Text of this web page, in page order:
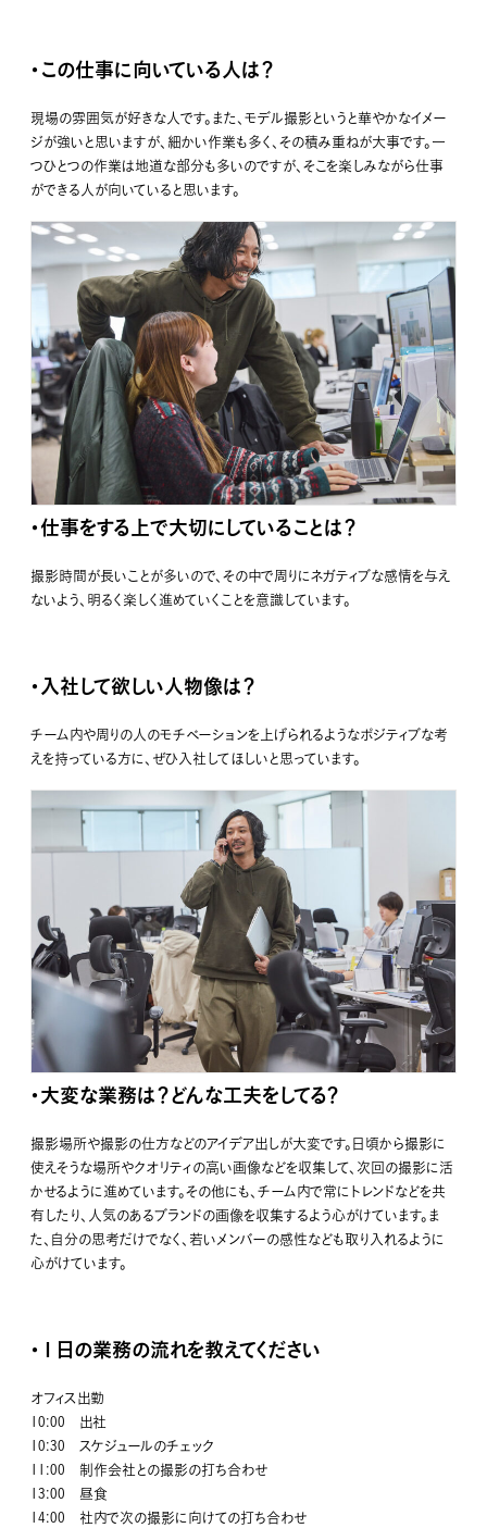
・この仕事に向いている人は？
現場の雰囲気が好きな人です。また、モデル撮影というと華やかなイメー
ジが強いと思いますが、細かい作業も多く、その積み重ねが大事です。一
つひとつの作業は地道な部分も多いのですが、そこを楽しみながら仕事
ができる人が向いていると思います。
・仕事をする上で大切にしていることは？
撮影時間が長いことが多いので、その中で周りにネガティブな感情を与え
ないよう、明るく楽しく進めていくことを意識しています。
・入社して欲しい人物像は？
チーム内や周りの人のモチベーションを上げられるようなポジティブな考
えを持っている方に、ぜひ入社してほしいと思っています。
・大変な業務は？どんな工夫をしてる？
撮影場所や撮影の仕方などのアイデア出しが大変です。日頃から撮影に
使えそうな場所やクオリティの高い画像などを収集して、次回の撮影に活
かせるように進めています。その他にも、チーム内で常にトレンドなどを共
有したり、人気のあるブランドの画像を収集するよう心がけています。ま
た、自分の思考だけでなく、若いメンバーの感性なども取り入れるように
心がけています。
・１日の業務の流れを教えてください
オフィス出勤
10:00 出社
10:30 スケジュールのチェック
11:00 制作会社との撮影の打ち合わせ
13:00 昼食
14:00 社内で次の撮影に向けての打ち合わせ